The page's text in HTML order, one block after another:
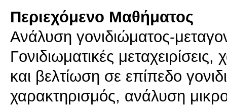
Περιεχόμενο Μαθήματος
Ανάλυση γονιδιώματος-
Γονιδιωματικές
και βελτίωση σε επίπεδο
χαρακτηρισμός, ανάλυση